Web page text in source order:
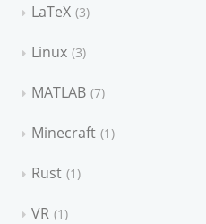
LaTeX 3
Linux 3
MATLAB 7
Minecraft 1
Rust 1
VR 1